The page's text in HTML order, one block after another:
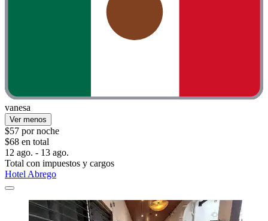
vanesa
Ver menos
$57 por noche
$68 en total
12 ago. - 13 ago.
Total con impuestos y cargos
Hotel Abrego